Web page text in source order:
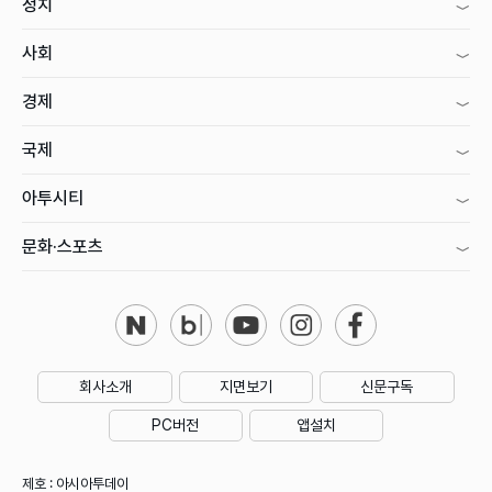
정치
사회
경제
국제
아투시티
문화·스포츠
회사소개 지면보기 신문구독
PC버전 앱설치
제호 : 아시아투데이